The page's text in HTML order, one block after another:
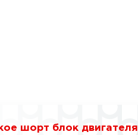
шорт блок двигателя